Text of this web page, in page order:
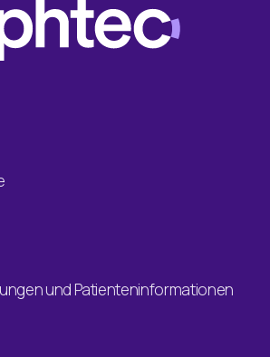
und Patienteninformationen